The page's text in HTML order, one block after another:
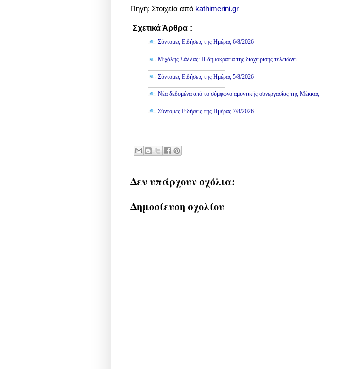
Πηγή: Στοιχεία από kathimerini.gr
Σχετικά Άρθρα :
Σύντομες Ειδήσεις της Ημέρας 6/8/2026
Μιχάλης Σάλλας: Η δημοκρατία της διαχείρισης τελειώνει
Σύντομες Ειδήσεις της Ημέρας 5/8/2026
Νέα δεδομένα από το σύμφωνο αμυντικής συνεργασίας της Μέκκας
Σύντομες Ειδήσεις της Ημέρας 7/8/2026
Δεν υπάρχουν σχόλια:
Δημοσίευση σχολίου